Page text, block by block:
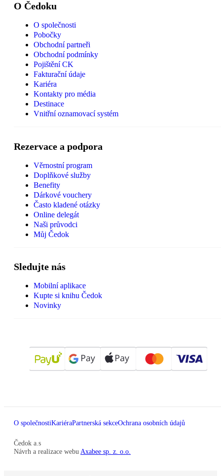
O Čedoku
O společnosti
Pobočky
Obchodní partneři
Obchodní podmínky
Pojištění CK
Fakturační údaje
Kariéra
Kontakty pro média
Destinace
Vnitřní oznamovací systém
Rezervace a podpora
Věrnostní program
Doplňkové služby
Benefity
Dárkové vouchery
Často kladené otázky
Online delegát
Naši průvodci
Můj Čedok
Sledujte nás
Mobilní aplikace
Kupte si knihu Čedok
Novinky
O společnostiKariéraPartnerská sekceOchrana osobních údajů
Čedok a.s
Návrh a realizace webu Axabee sp. z. o.o.